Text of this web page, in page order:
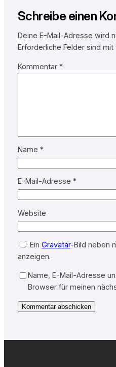
Schreibe einen
Deine E-Mail-Adresse wird
Erforderliche Felder sind mit
Kommentar *
Name *
E-Mail-Adresse *
Website
Ein Gravatar-Bild neben
anzeigen.
Name, E-Mail-Adresse
Browser für meinen